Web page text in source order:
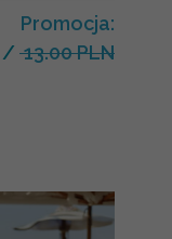
Promocja:
/ 13.00 PLN